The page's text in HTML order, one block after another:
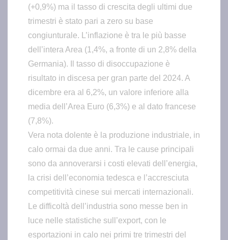
(+0,9%) ma il tasso di crescita degli ultimi due
trimestri è stato pari a zero su base
congiunturale. L’inflazione è tra le più basse
dell’intera Area (1,4%, a fronte di un 2,8% della
Germania). Il tasso di disoccupazione è
risultato in discesa per gran parte del 2024. A
dicembre era al 6,2%, un valore inferiore alla
media dell’Area Euro (6,3%) e al dato francese
(7,8%).
Vera nota dolente è la produzione industriale, in
calo ormai da due anni. Tra le cause principali
sono da annoverarsi i costi elevati dell’energia,
la crisi dell’economia tedesca e l’accresciuta
competitività cinese sui mercati internazionali.
Le difficoltà dell’industria sono messe ben in
luce nelle statistiche sull’export, con le
esportazioni in calo nei primi tre trimestri del